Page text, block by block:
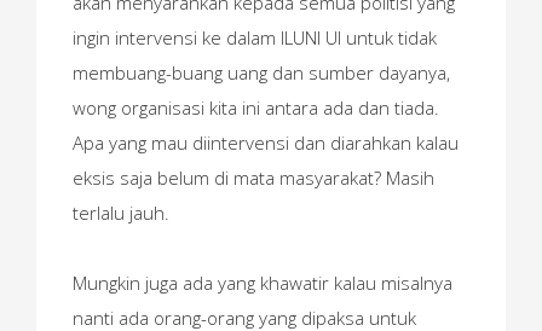
ingin intervensi ke dalam ILUNI UI untuk tidak
membuang-buang uang dan sumber dayanya,
wong organisasi kita ini antara ada dan tiada.
Apa yang mau diintervensi dan diarahkan kalau
eksis saja belum di mata masyarakat? Masih
terlalu jauh.
Mungkin juga ada yang khawatir kalau misalnya
nanti ada orang-orang yang dipaksa untuk